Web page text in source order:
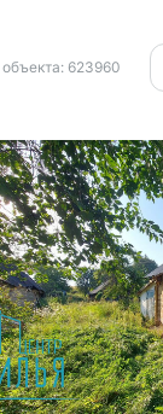
623960